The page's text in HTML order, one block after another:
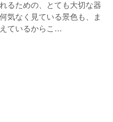
るための、とても大切な器
気なく見ている景色も、ま
ているからこ…